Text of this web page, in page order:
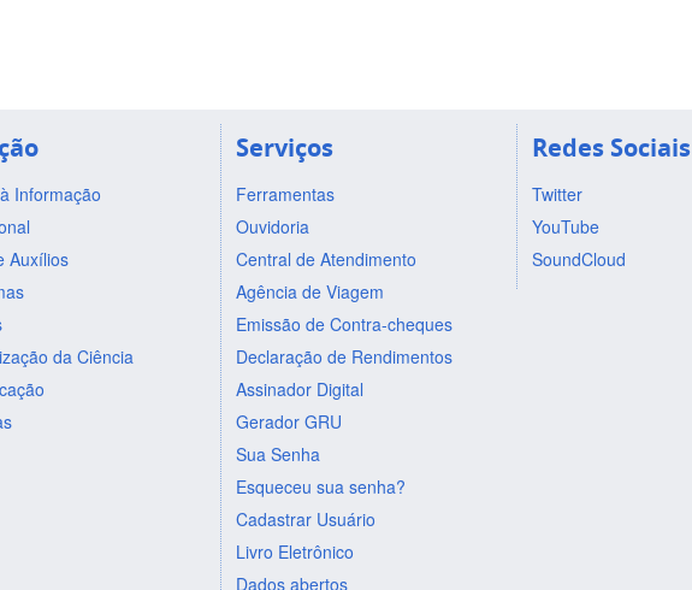
Informação
Auxílios
da Ciência
Serviços
Ferramentas
Ouvidoria
Central de Atendimento
Agência de Viagem
Emissão de Contra-cheques
Declaração de Rendimentos
Assinador Digital
Gerador GRU
Sua Senha
Esqueceu sua senha?
Cadastrar Usuário
Livro Eletrônico
Dados abertos
Redes Sociais
Twitter
YouTube
SoundCloud